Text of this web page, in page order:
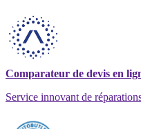
Comparateur de devis en
Service innovant de